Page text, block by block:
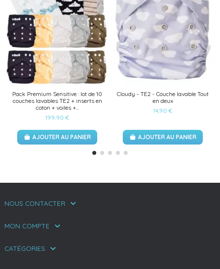
Pack Premium Sensitive : lot de 10
couches lavables TE2 + inserts en
coton + voiles +...
199,90 €
AJOUTER AU PANIER
Cloudy - TE2 - Couche lavable Tout
en deux
14,90 €
AJOUTER AU PANIER
NOUS CONTACTER
MON COMPTE
CATÉGORIES